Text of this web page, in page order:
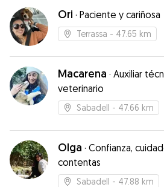
Ori · Paciente y cariñosa
Terrassa - 47.65 km
Macarena · Auxiliar
veterinario
Sabadell - 47.66 km
Olga · Confianza,
contentas
Sabadell - 47.88 km